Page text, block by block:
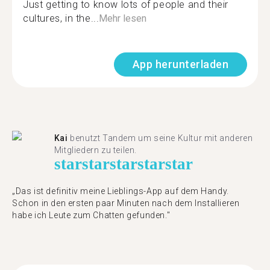
Just getting to know lots of people and their
cultures, in the...Mehr lesen
App herunterladen
Kai benutzt Tandem um seine Kultur mit anderen
Mitgliedern zu teilen.
starstarstarstarstar
„Das ist definitiv meine Lieblings-App auf dem Handy.
Schon in den ersten paar Minuten nach dem Installieren
habe ich Leute zum Chatten gefunden."